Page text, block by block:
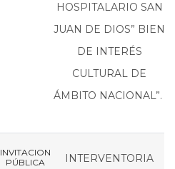
HOSPITALARIO SAN
JUAN DE DIOS” BIEN
DE INTERÉS
CULTURAL DE
ÁMBITO NACIONAL”.
INVITACION
PÚBLICA
INTERVENTORIA